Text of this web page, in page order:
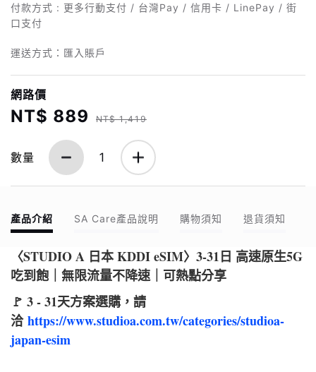
付款方式 : 更多行動支付 / 台灣Pay / 信用卡 / LinePay / 街
口支付
運送方式：匯入賬戶
網路價
NT$ 889 NT$ 1,419
數量 1
產品介紹 SA Care產品說明 購物須知 退貨須知
〈STUDIO A 日本 KDDI eSIM〉3-31日 高速原生5G
吃到飽｜無限流量不降速｜可熱點分享
🚩 3 - 31天方案選購，請
洽https://www.studioa.com.tw/categories/studioa-
japan-esim